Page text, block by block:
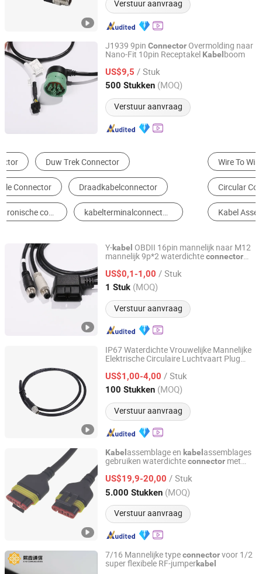
Verstuur aanvraag
J1939 9pin Connector Overmolding naar
Nano-Fit 10pin Receptakel Kabel boom
US$9,5 / Stuk
500 Stukken (MOQ)
Verstuur aanvraag
Airspeed Manufacturing (Dongguan) Limited
Guangdong, China Sinds 2026
Wire To Wire Connector
Circular Connector Draad & Kabel
Kabel Assemblage Communicatie Kabel
Y-kabel OBDII 16pin mannelijk naar M12
mannelijk 9p*2 waterdichteconnector
vrachtwagenvoertuigen toepassing
US$0,1-1,00 / Stuk
1 Stuk (MOQ)
Verstuur aanvraag
Airspeed Manufacturing (Dongguan) Limited
Guangdong, China Sinds 2026
IP67 Waterdichte Vrouwelijke Mannelijke
Elektrische Circulaire Luchtvaart Plug
US$1,00-4,00 / Stuk
100 Stukken (MOQ)
Verstuur aanvraag
Shenzhen Forman Precision Industry Co., Ltd.
Guangdong, China Sinds 2018
Kabel assemblage en kabel assemblages
gebruiken waterdichteconnector met
US$19,9-20,00 / Stuk
5.000 Stukken (MOQ)
Verstuur aanvraag
Edgar Auto Harnesses Ltd.
Guangdong, China Sinds 2018
7/16 Mannelijke typeconnectorvoor 1/2
super flexibele RF-jumperkabel
Jiangsu Xixia Communication Technology Co., Ltd.